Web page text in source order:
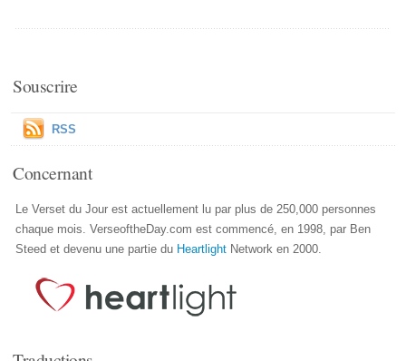
Souscrire
RSS
Concernant
Le Verset du Jour est actuellement lu par plus de 250,000 personnes
chaque mois. VerseoftheDay.com est commencé, en 1998, par Ben
Steed et devenu une partie du Heartlight Network en 2000.